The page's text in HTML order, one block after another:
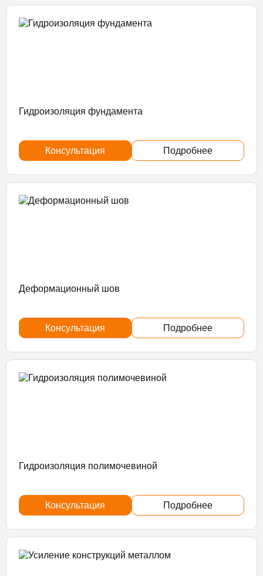
Гидроизоляция фундамента
Консультация Подробнее
Деформационный шов
Консультация Подробнее
Гидроизоляция полимочевиной
Консультация Подробнее